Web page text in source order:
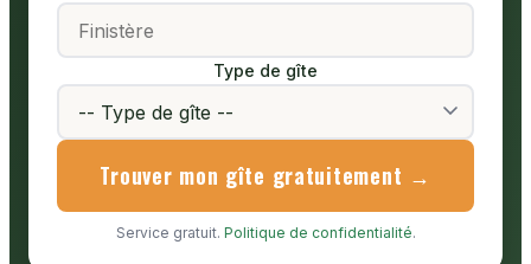
Type de gîte
Trouver mon gîte gratuitement →
Service gratuit. Politique de confidentialité.